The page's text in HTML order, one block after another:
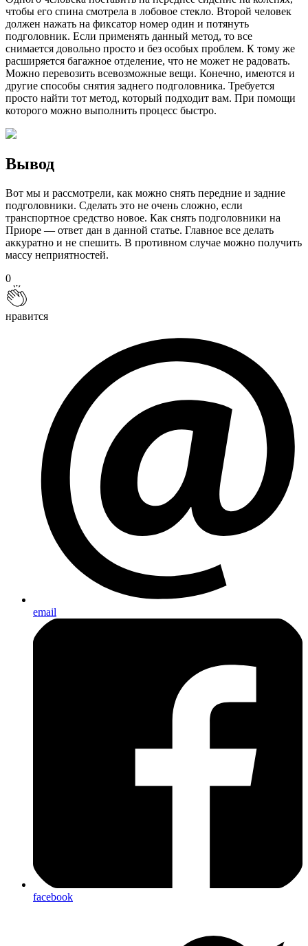
чтобы его спина смотрела в лобовое стекло. Второй человек
должен нажать на фиксатор номер один и потянуть
подголовник. Если применять данный метод, то все
снимается довольно просто и без особых проблем. К тому же
расширяется багажное отделение, что не может не радовать.
Можно перевозить всевозможные вещи. Конечно, имеются и
другие способы снятия заднего подголовника. Требуется
просто найти тот метод, который подходит вам. При помощи
которого можно выполнить процесс быстро.
Вывод
Вот мы и рассмотрели, как можно снять передние и задние
подголовники. Сделать это не очень сложно, если
транспортное средство новое. Как снять подголовники на
Приоре — ответ дан в данной статье. Главное все делать
аккуратно и не спешить. В противном случае можно получить
массу неприятностей.
0
нравится
email
facebook